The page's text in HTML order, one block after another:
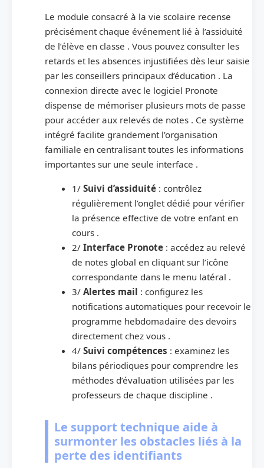
Le module consacré à la vie scolaire recense
précisément chaque événement lié à l’assiduité
de l’élève en classe . Vous pouvez consulter les
retards et les absences injustifiées dès leur saisie
par les conseillers principaux d’éducation . La
connexion directe avec le logiciel Pronote
dispense de mémoriser plusieurs mots de passe
pour accéder aux relevés de notes . Ce système
intégré facilite grandement l’organisation
familiale en centralisant toutes les informations
importantes sur une seule interface .
1/ Suivi d’assiduité: contrôlez
régulièrement l’onglet dédié pour vérifier
la présence effective de votre enfant en
cours .
2/ Interface Pronote: accédez au relevé
de notes global en cliquant sur l’icône
correspondante dans le menu latéral .
3/ Alertes mail : configurez les
notifications automatiques pour recevoir le
programme hebdomadaire des devoirs
directement chez vous .
4/ Suivi compétences : examinez les
bilans périodiques pour comprendre les
méthodes d’évaluation utilisées par les
professeurs de chaque discipline .
Le support technique aide à
surmonter les obstacles liés à la
perte des identifiants